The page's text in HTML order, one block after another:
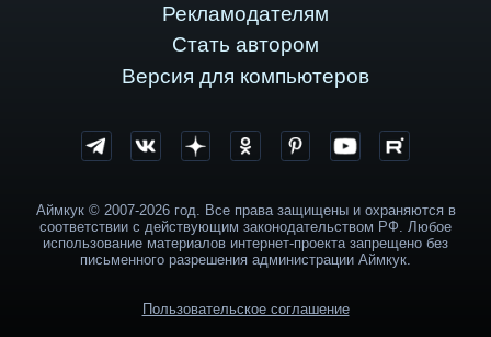
Рекламодателям
Стать автором
Версия для компьютеров
Аймкук © 2007-2026 год. Все права защищены и охраняются в
соответствии с действующим законодательством РФ. Любое
использование материалов интернет-проекта запрещено без
письменного разрешения администрации Аймкук.
Пользовательское соглашение